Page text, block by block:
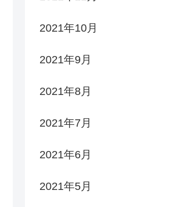
2021年10月
2021年9月
2021年8月
2021年7月
2021年6月
2021年5月